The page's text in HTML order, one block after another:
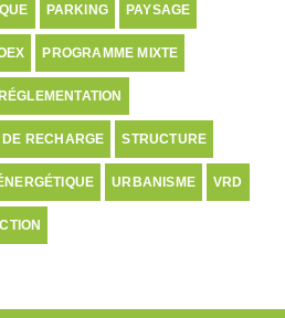
PARKING PAYSAGE
PROGRAMME MIXTE
DE RECHARGE STRUCTURE
URBANISME VRD